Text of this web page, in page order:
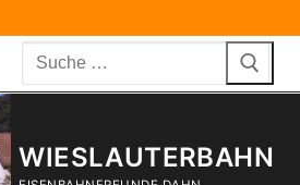
Suchen
nach:
WIESLAUTERBAHN